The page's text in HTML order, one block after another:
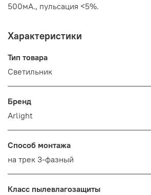
500мА., пульсация <5%.
Характеристики
Тип товара
Светильник
Бренд
Arlight
Способ монтажа
на трек 3-фазный
Класс пылевлагозащиты